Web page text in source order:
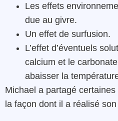
Les effets
due au givre.
Un effet de surfusion.
L’effet d’éventuels
calcium et le
abaisser la
Michael a partagé
la façon dont il a réalisé